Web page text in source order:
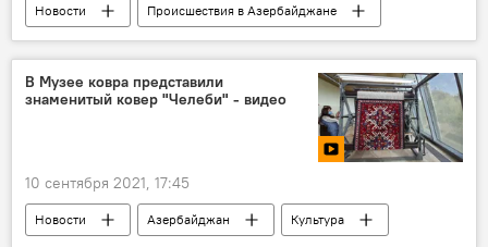
Новости
Происшествия в Азербайджане
Азербайджан
Происшествия
ЖИЗНЬ
задержание
В Музее ковра представили
знаменитый ковер "Челеби" - видео
10 сентября 2021, 17:45
Новости Азербайджан
Культура